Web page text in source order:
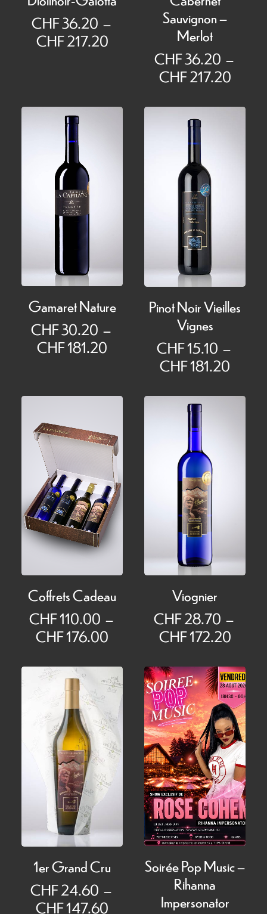
CHF36.20 –
CHF217.20Plage
à
Sauvignon –
Merlot
CHF36.20 –
CHF217.20Plage
prix :
Gamaret Nature
CHF30.20 –
CHF181.20
CHF 30.20
CHF 181.20
Pinot Noir Vieilles
Vignes
CHF15.10 –
CHF181.20
prix :
Coffrets Cadeau
CHF110.00 –
CHF176.00
prix :
CHF 110.00
à
CHF 176.00
Viognier
CHF28.70 –
CHF172.20Plage
prix :
CHF
à
CHF
1er Grand Cru
CHF24.60 –
CHF147.60
Soirée Pop Music –
Rihanna
Impersonator